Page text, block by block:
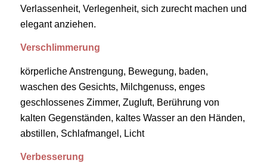
Verlassenheit, Verlegenheit, sich zurecht machen und
elegant anziehen.
Verschlimmerung
körperliche Anstrengung, Bewegung, baden,
waschen des Gesichts, Milchgenuss, enges
geschlossenes Zimmer, Zugluft, Berührung von
kalten Gegenständen, kaltes Wasser an den Händen,
abstillen, Schlafmangel, Licht
Verbesserung